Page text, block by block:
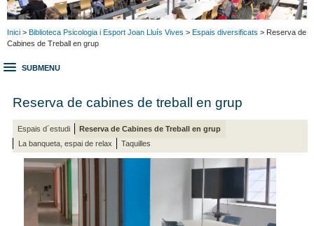
Inici > Biblioteca Psicologia i Esport Joan Lluís Vives > Espais diversificats > Reserva de
Cabines de Treball en grup
SUBMENU
Reserva de cabines de treball en grup
Espais d´estudi
Reserva de Cabines de Treball en grup
La banqueta, espai de relax
Taquilles